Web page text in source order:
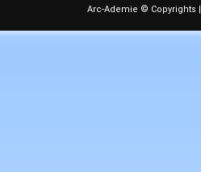
Arc-Ademie © Copyrights |